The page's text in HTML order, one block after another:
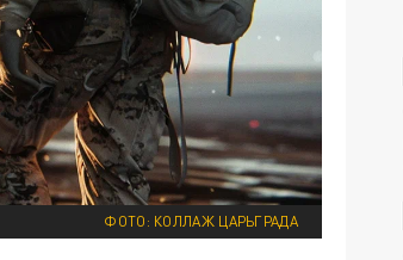
ФОТО: КОЛЛАЖ ЦАРЬГРАДА